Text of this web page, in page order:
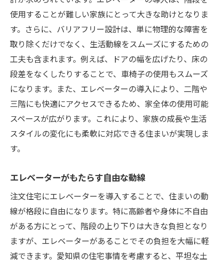
使用することが難しい家族にとって大きな助けとなりま
す。さらに、バリアフリー設計は、単に物理的な障害を
取り除くだけでなく、生活動線をスムーズにするための
工夫も含まれます。例えば、ドアの幅を広げたり、床の
段差をなくしたりすることで、車椅子の使用もスムーズ
になります。また、エレベーターの導入により、二階や
三階にも快適にアクセスできるため、家全体の使用可能
スペースが広がります。これにより、家族の成長や生活
スタイルの変化にも柔軟に対応できる住まいが実現しま
す。
エレベーターがもたらす自由な動線
注文住宅にエレベーターを導入することで、住まいの動
線が格段に自由になります。特に高齢者や身体に不自由
がある方にとって、階段の上り下りは大きな負担となり
ますが、エレベーターがあることでその負担を大幅に軽
減できます。愛知県の住宅事情を考慮すると、平坦な土